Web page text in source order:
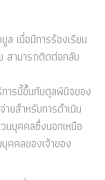
ล เมื่อมีการร้องเรียน
สามารถติดต่อกลับ
ารนี้ขึ้นกับดุลพินิจของ
ยสำหรับการดำเนิน
นบุคคลซึ่งนอกเหนือ
คคลของเจ้าของ